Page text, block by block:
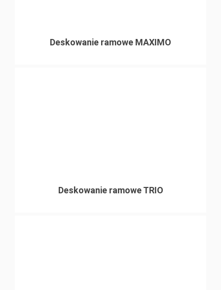
Deskowanie ramowe MAXIMO
Deskowanie ramowe TRIO